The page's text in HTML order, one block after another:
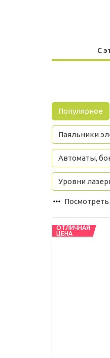
С
Популярное
Паяльники
Автоматы,
Уровни
Посмотреть
ОТЛИЧНАЯ
ЦЕНА